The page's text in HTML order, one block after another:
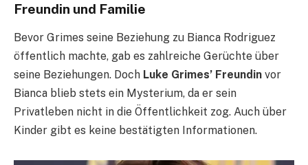
Freundin und Familie
Bevor Grimes seine Beziehung zu Bianca Rodriguez
öffentlich machte, gab es zahlreiche Gerüchte über
seine Beziehungen. Doch Luke Grimes’ Freundin vor
Bianca blieb stets ein Mysterium, da er sein
Privatleben nicht in die Öffentlichkeit zog. Auch über
Kinder gibt es keine bestätigten Informationen.